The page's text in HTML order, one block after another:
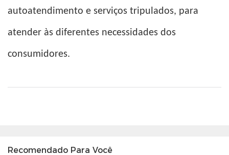
autoatendimento e serviços tripulados, para
atender às diferentes necessidades dos
consumidores.
Recomendado Para Você